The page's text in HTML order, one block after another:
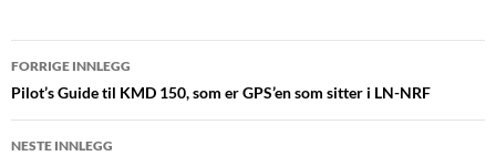
Innleggsnavigasjon
FORRIGE INNLEGG
Pilot’s Guide til KMD 150, som er GPS’en som sitter i LN-NRF
NESTE INNLEGG